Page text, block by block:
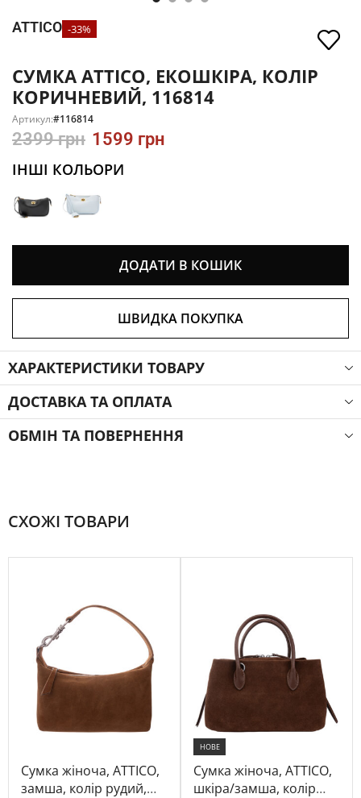
ATTICO -33%
СУМКА ATTICO, ЕКОШКІРА, КОЛІР
КОРИЧНЕВИЙ, 116814
Артикул:#116814
2399грн 1599 грн
ІНШІ КОЛЬОРИ
ДОДАТИ В КОШИК
ШВИДКА ПОКУПКА
ХАРАКТЕРИСТИКИ ТОВАРУ
ДОСТАВКА ТА ОПЛАТА
ОБМІН ТА ПОВЕРНЕННЯ
СХОЖІ ТОВАРИ
Сумка жіноча, ATTICO,
замша, колір рудий,
НОВЕ
Сумка жіноча, ATTICO,
шкіра/замша, колір